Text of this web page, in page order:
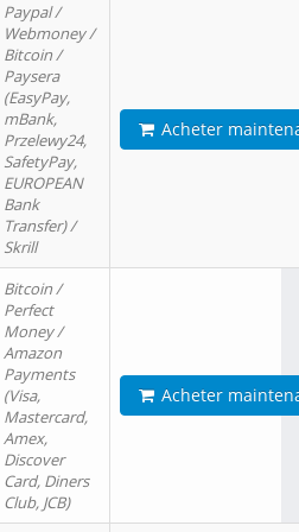
Paypal /
Webmoney /
Bitcoin /
Paysera
(EasyPay,
mBank,
Przelewy24,
SafetyPay,
EUROPEAN
Bank
Transfer) /
Skrill
Acheter
Bitcoin /
Perfect
Money /
Amazon
Payments
(Visa,
Mastercard,
Amex,
Discover
Card, Diners
Club, JCB)
Acheter